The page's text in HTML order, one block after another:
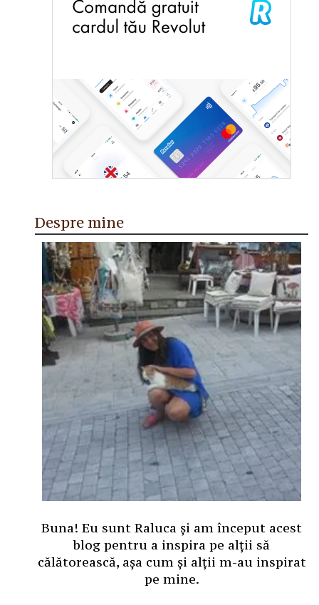
Despre mine
Buna! Eu sunt Raluca și am început acest
blog pentru a inspira pe alții să
călătorească, așa cum și alții m-au inspirat
pe mine.